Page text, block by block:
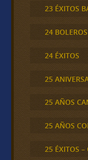
23 ÉXITOS
24
24 ÉXITOS
25
25 AÑOS
25 AÑOS
25 ÉXITOS –